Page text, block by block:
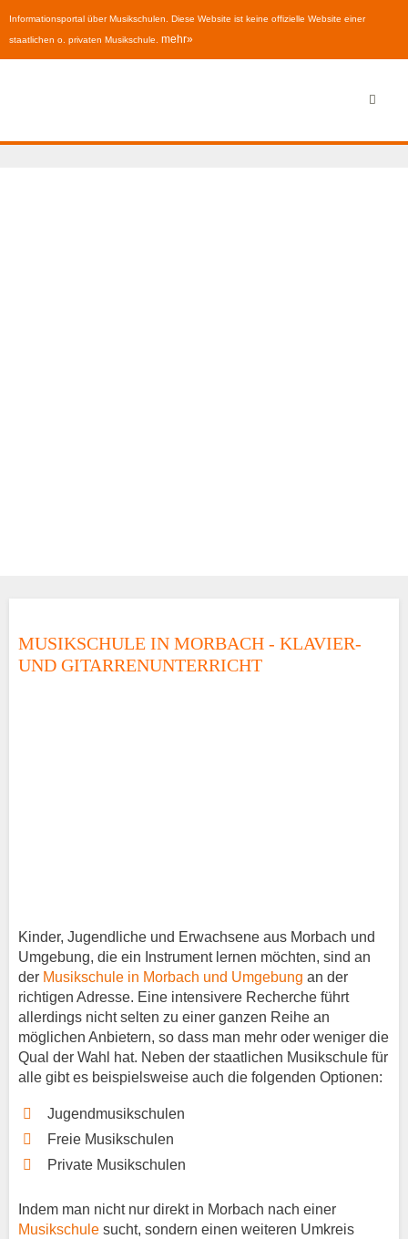
Informationsportal über Musikschulen. Diese Website ist keine offizielle Website einer
staatlichen o. privaten Musikschule. mehr»
MUSIKSCHULE IN MORBACH - KLAVIER-
UND GITARRENUNTERRICHT
Kinder, Jugendliche und Erwachsene aus Morbach und
Umgebung, die ein Instrument lernen möchten, sind an
der Musikschule in Morbach und Umgebung an der
richtigen Adresse. Eine intensivere Recherche führt
allerdings nicht selten zu einer ganzen Reihe an
möglichen Anbietern, so dass man mehr oder weniger die
Qual der Wahl hat. Neben der staatlichen Musikschule für
alle gibt es beispielsweise auch die folgenden Optionen:
Jugendmusikschulen
Freie Musikschulen
Private Musikschulen
Indem man nicht nur direkt in Morbach nach einer
Musikschule sucht, sondern einen weiteren Umkreis